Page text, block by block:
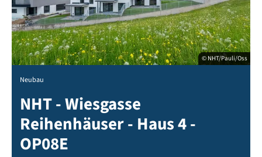
© NHT/Pauli/Oss
Neubau
NHT - Wiesgasse
Reihenhäuser - Haus 4 -
OP08E